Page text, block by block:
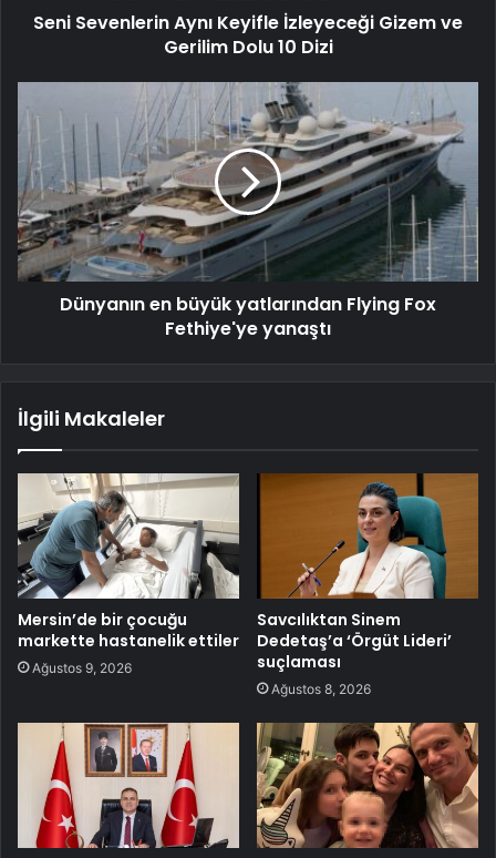
Seni Sevenlerin Aynı Keyifle İzleyeceği Gizem ve
Gerilim Dolu 10 Dizi
Dünyanın en büyük yatlarından Flying Fox
Fethiye'ye yanaştı
İlgili Makaleler
Mersin’de bir çocuğu
markette hastanelik ettiler
Ağustos 9, 2026
Savcılıktan Sinem
Dedetaş’a ‘Örgüt Lideri’
suçlaması
Ağustos 8, 2026